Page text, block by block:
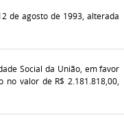
de agosto de 1993, alterada
Social da União, em favor
valor de R$ 2.181.818,00,